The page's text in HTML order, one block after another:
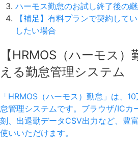
ハーモス勤怠のお試し終了後の
【補足】有料プランで契約して
したい場合
【HRMOS（ハーモス
える勤怠管理システム
「HRMOS（ハーモス）勤怠」は、
怠管理システムです。ブラウザ/IC
刻、出退勤データCSV出力など、豊
使いいただけます。